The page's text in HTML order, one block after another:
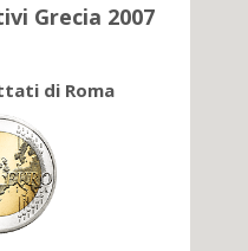
Grecia 2007
di Roma